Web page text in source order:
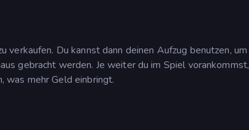
verkaufen. Du kannst dann deinen Aufzug benutzen, um
gebracht werden. Je weiter du im Spiel vorankommst,
was mehr Geld einbringt.